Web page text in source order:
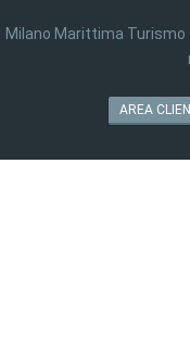
Milano Marittima Turismo
AREA